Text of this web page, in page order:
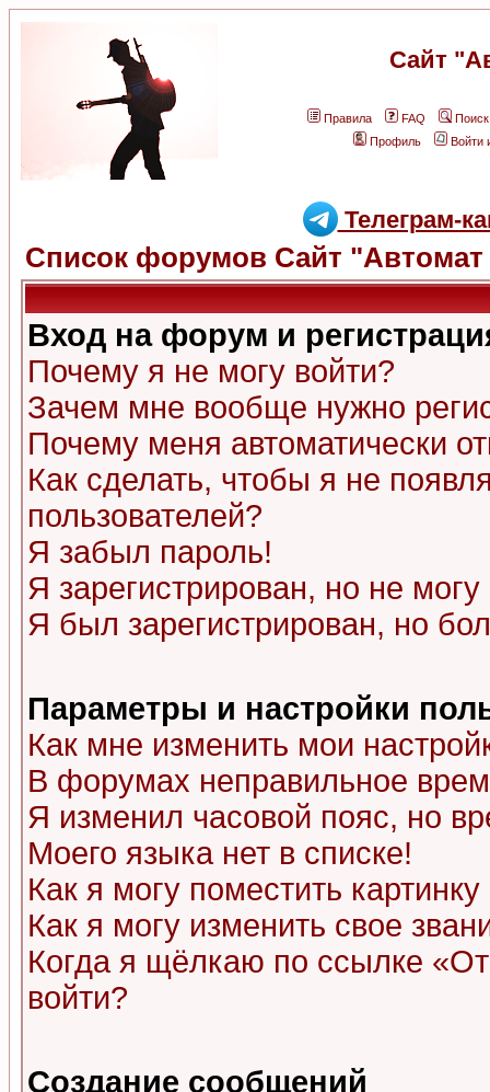
Сайт
Правила FAQ
Поиск
Профиль
Войти
Телеграм-
Список форумов Сайт "Автомат
Вход на форум и
Почему я не могу войти?
Зачем мне вообще нужно
Почему меня автоматически
Как сделать, чтобы я не
пользователей?
Я забыл пароль!
Я зарегистрирован, но не могу
Я был зарегистрирован, но
Параметры и настройки
Как мне изменить мои
В форумах неправильное
Я изменил часовой пояс, но
Моего языка нет в списке!
Как я могу поместить
Как я могу изменить свое
Когда я щёлкаю по ссылке
войти?
Создание сообщений